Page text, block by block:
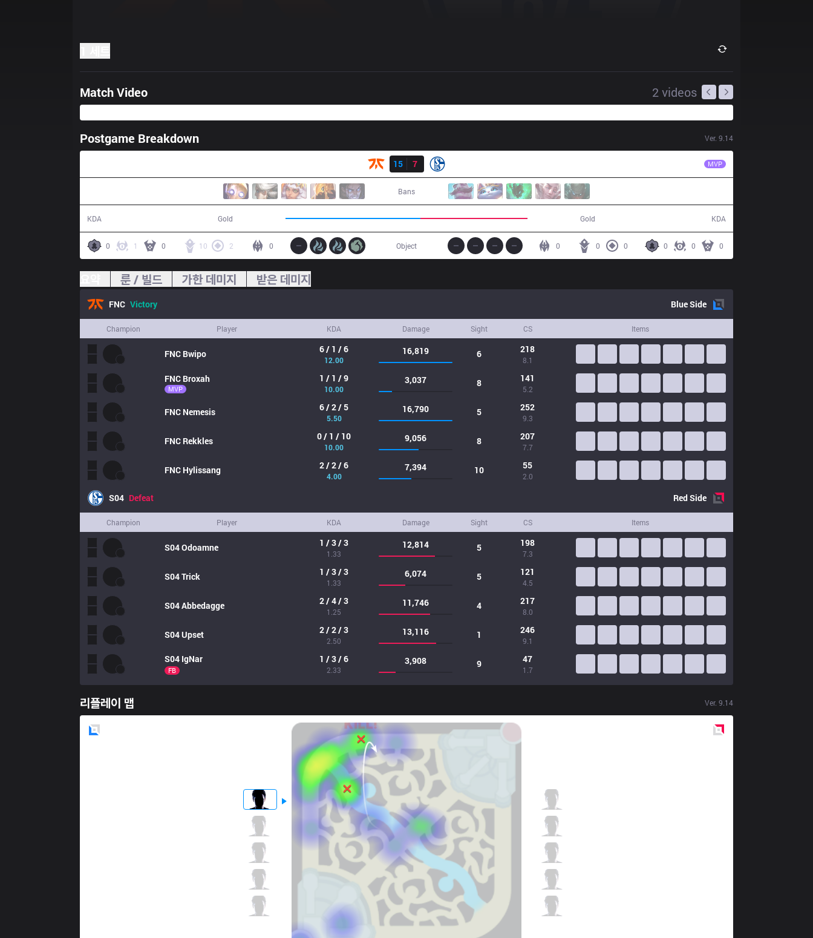
Match Video 2 videos
Postgame Breakdown Ver. 9.14
15
7 MVP
Bans
KDA Gold Gold KDA
0 1 0 10 2 0 0 0 0
0 0
0
Object
룬 / 빌드 가한 데미지 받은 데미지
FNC Victory BlueSide
Champion Player KDA Damage Sight CS Items
FNC Bwipo 6 / 1 / 6
12.00
16,819 6 218
8.1
FNC Broxah
MVP
1 / 1 / 9
10.00
3,037 8 141
5.2
FNC Nemesis 6 / 2 / 5
5.50
16,790 5 252
9.3
FNC Rekkles 0 / 1 / 10
10.00
9,056 8 207
7.7
FNC Hylissang 2 / 2 / 6
4.00
7,394 10 55
2.0
S04 Defeat RedSide
Champion Player KDA Damage Sight CS Items
S04Odoamne 1 / 3 / 3
1.33
12,814 5 198
7.3
S04Trick 1 / 3 / 3
1.33
6,074 5 121
4.5
S04Abbedagge 2 / 4 / 3
1.25
11,746 4 217
8.0
S04Upset 2 / 2 / 3
2.50
13,116 1 246
9.1
S04 IgNar
FB
1 / 3 / 6
2.33
3,908 9 47
1.7
리플레이 맵 Ver. 9.14